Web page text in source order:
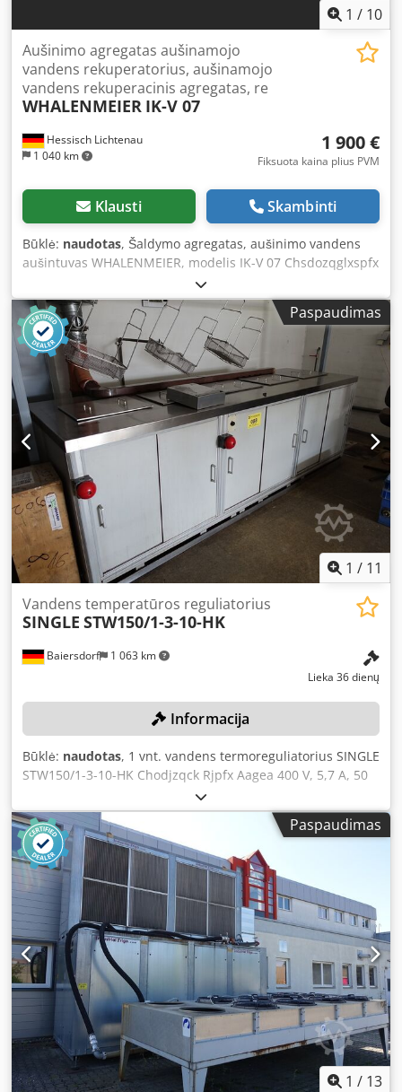
1 / 10
Hessisch Lichtenau
1 040 km
Aušinimo agregatas aušinamojo
vandens rekuperatorius, aušinamojo
vandens rekuperacinis agregatas, re
WHALENMEIER IK-V 07
1 900 €
Fiksuota kaina plius PVM
Klausti Skambinti
Būklė: naudotas, Šaldymo agregatas, aušinimo vandens
aušintuvas WHALENMEIER, modelis IK-V 07 Chsdozqglxspfx
Aagja Gamintojo Nr. 219.032.917, pagaminimo metai –
2018 Šaldymo galia – 900 vatų Aplinkos temperatūra –
maks. 32 °C Šaltnešis – R134a Šaltnešio kiekis – 0,23 kg
Šaltojo kompresoriaus darbinis slėgis – maks. 20 barų
Vandens bako talpa – 6 litrai Circuliacinio siurblio našumas
– 9 litrai/min. (540 litrų/val.) Vandens jungtys – greitojo
užraktumo jungtis Rectus, modelis 26 Maitinimo įtampa –
230 V, 50 Hz, 0,8 kW - Temperatūros nustatymas naudojant
WHALENMEIER temperatūros reguliatorių - įmontuotas
cirkuliacinis siurblys SPECK (250 vatų) - pagrindas iš
nerūdijančio plieno, matmenys (ilgis x plotis x aukštis) 580
x 400 x 410, svoris – apie 20 kg Užimamas plotas (ilgis x
plotis x aukštis) – 570 x 440 x 300 mm Svoris be pagrindo –
42 kg Puikus būklė.
Paspaudimas
1 / 11
Baiersdorf 1 063 km
Vandens temperatūros reguliatorius
SINGLE STW150/1-3-10-HK
Lieka 36 dienų
Informacija
Būklė: naudotas, 1 vnt. vandens termoreguliatorius SINGLE
STW150/1-3-10-HK Chodjzqck Rjpfx Aagea 400 V, 5,7 A, 50
Hz, galima išardyti Spalva: kaip paveikslėlyje, atitinka
nuotraukas ir apžiūrą Matmenys (ilgis/plotis/aukštis): 300 x
92 x 100 cm Būklė: naudotas
Paspaudimas
1 / 13